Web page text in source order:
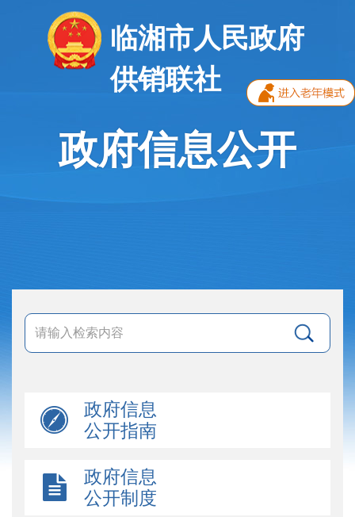
临湘市人民政府
供销联社
政府信息公开
政府信息
公开指南
政府信息
公开制度